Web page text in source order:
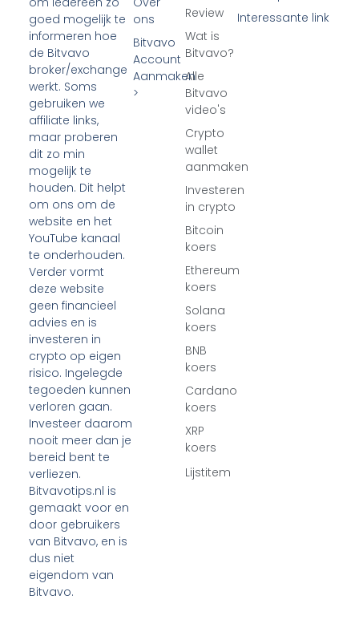
goed mogelijk te
informeren hoe
de Bitvavo
broker/exchange
werkt. Soms
gebruiken we
affiliate links,
maar proberen
dit zo min
mogelijk te
houden. Dit helpt
om ons om de
website en het
YouTube kanaal
te onderhouden.
Verder vormt
deze website
geen financieel
advies en is
investeren in
crypto op eigen
risico. Ingelegde
tegoeden kunnen
verloren gaan.
Investeer daarom
nooit meer dan je
bereid bent te
verliezen.
Bitvavotips.nl is
gemaakt voor en
door gebruikers
van Bitvavo, en is
dus niet
eigendom van
Bitvavo.
Review
Wat is
Bitvavo?
Alle
Bitvavo
video's
Crypto
wallet
aanmaken
Investeren
in crypto
Bitcoin
koers
Ethereum
koers
Solana
koers
BNB
koers
Cardano
koers
XRP
koers
Lijstitem
ons
Bitvavo
Account
Aanmaken
>
Interessante link